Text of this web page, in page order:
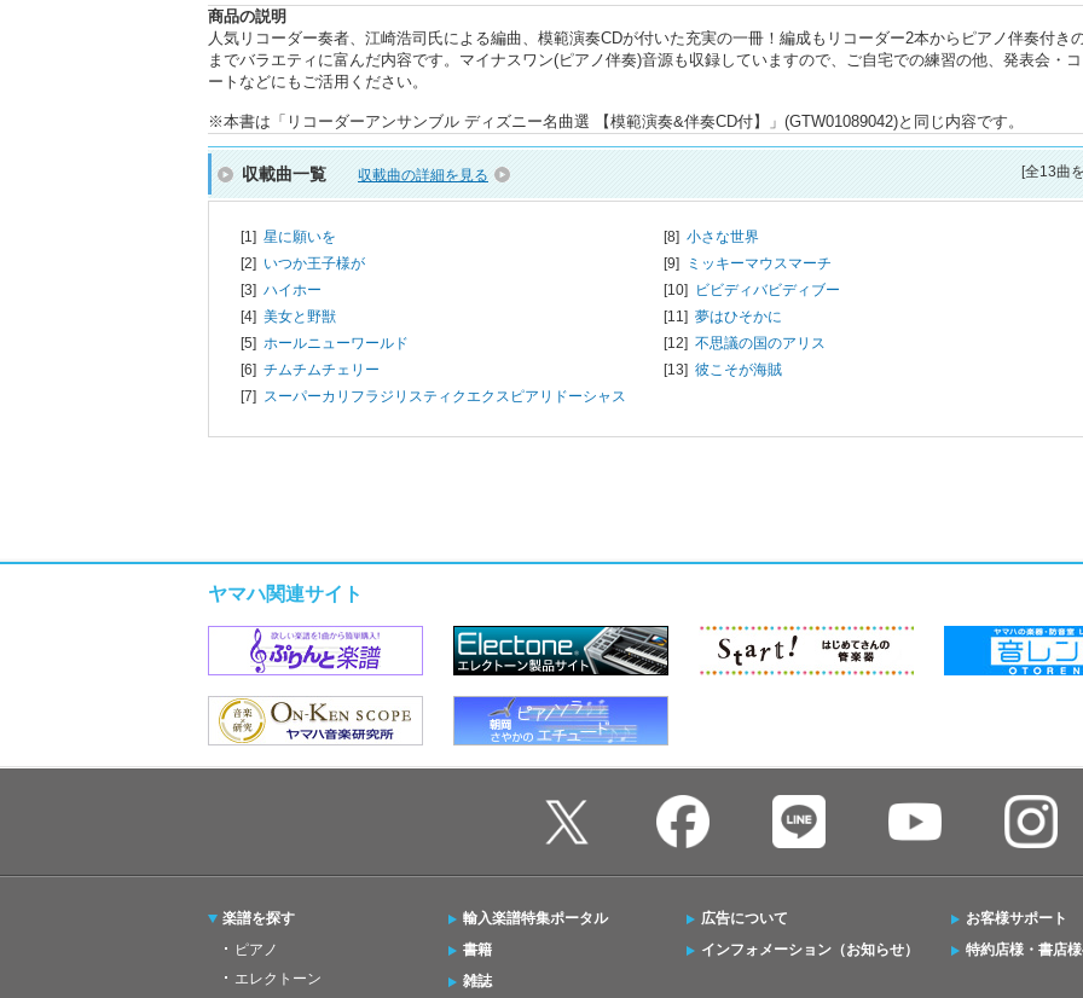
商品の説明
人気リコーダー奏者、江崎浩司氏による編曲、模範演奏CDが付いた充実の一冊！編成もリコーダー2本からピアノ伴奏付き
までバラエティに富んだ内容です。マイナスワン(ピアノ伴奏)音源も収録していますので、ご自宅での練習の他、発表会・
ートなどにもご活用ください。
※本書は「リコーダーアンサンブル ディズニー名曲選 【模範演奏&伴奏CD付】」(GTW01089042)と同じ内容です。
収載曲一覧 収載曲の詳細を見る [全13曲
[1] 星に願いを
[2] いつか王子様が
[3] ハイホー
[4] 美女と野獣
[5] ホールニューワールド
[6] チムチムチェリー
[7] スーパーカリフラジリスティクエクスピアリドーシャス
[8] 小さな世界
[9]
ミッキーマウスマーチ
[10] ビビディバビディブー
[11] 夢はひそかに
[12] 不思議の国のアリス
[13] 彼こそが海賊
ヤマハ関連サイト
楽譜を探す
ピアノ
エレクトーン
輸入楽譜特集ポータル
書籍
雑誌
広告について
インフォメーション（お知らせ）
お客様サポート
特約店様・書店